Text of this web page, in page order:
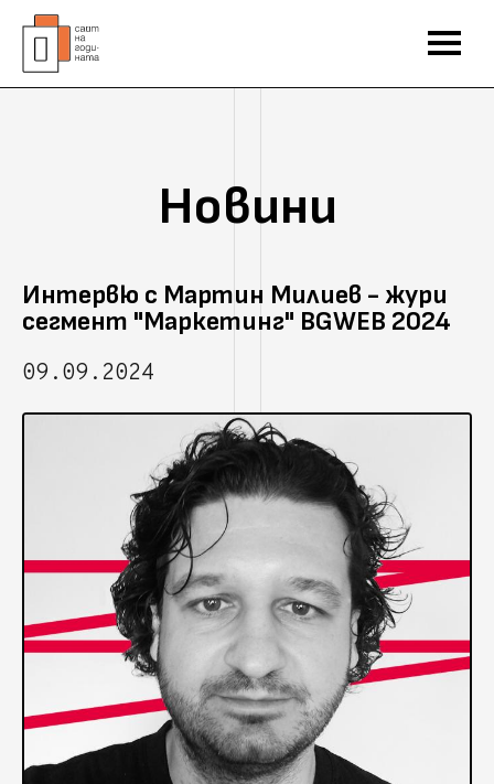
Новини
Интервю с Мартин Милиев - жури
сегмент "Маркетинг" BGWEB 2024
09.09.2024